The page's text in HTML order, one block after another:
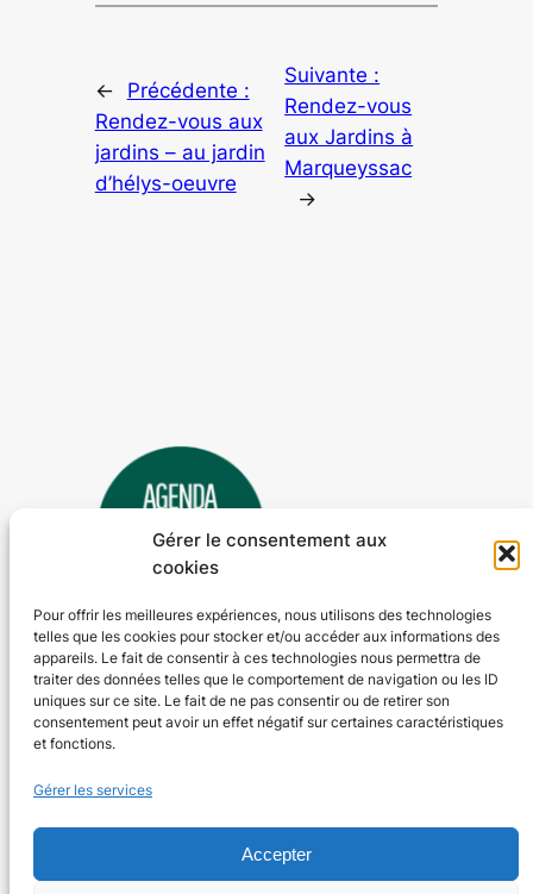
Gérer le consentement aux
cookies
Pour offrir les meilleures expériences, nous utilisons des technologies
telles que les cookies pour stocker et/ou accéder aux informations des
appareils. Le fait de consentir à ces technologies nous permettra de
traiter des données telles que le comportement de navigation ou les ID
uniques sur ce site. Le fait de ne pas consentir ou de retirer son
consentement peut avoir un effet négatif sur certaines caractéristiques
et fonctions.
Gérer les services
Accepter
←
Précédente :
Rendez-vous aux
jardins – au jardin
d’hélys-oeuvre
Suivante :
Rendez-vous
aux Jardins à
Marqueyssac
→
Agenda 24
L'agenda des manifestations et activités en Dordogne
Tous les événements
Plus d’activités
S’abonner par mail
Nos valeurs
Mentions légales